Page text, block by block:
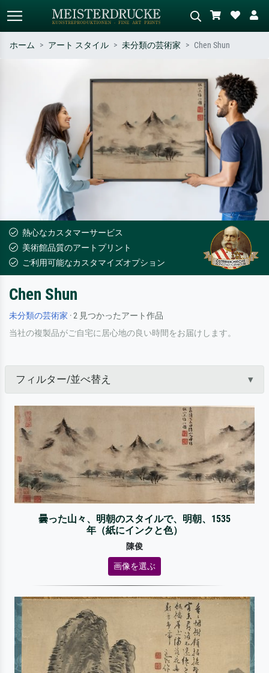
– 例：モネ、星月夜、印象派、北
斎の波、ヌード。
シーンを説明してください – 例：
緑の草原、赤の多い抽象画、暗い
油絵、木のそばの立ち姿のヌー
ド。
ホーム アート スタイル 未分類の芸術家 Chen Shun
熱心なカスタマーサービス
美術館品質のアートプリント
ご利用可能なカスタマイズオプション
Chen Shun
未分類の芸術家 · 2 見つかったアート作品
当社の複製品がご自宅に居心地の良い時間をお届けします。
フィルター/並べ替え
曇った山々、明朝のスタイルで、明朝、1535
年（紙にインクと色）
陳俊
画像を選ぶ